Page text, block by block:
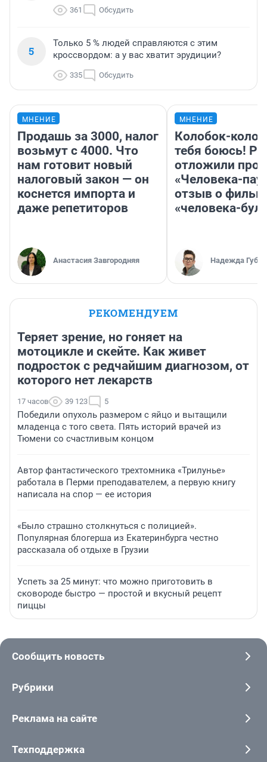
361 Обсудить
5
Только 5 % людей справляются с этим
кроссвордом: а у вас хватит эрудиции?
335 Обсудить
МНЕНИЕ
Продашь за 3000, налог
возьмут с 4000. Что
нам готовит новый
налоговый закон — он
коснется импорта и
даже репетиторов
Анастасия Завгородняя
МНЕНИЕ
Колобок-
тебя боюсь!
отложили
«Человека-
отзыв о
«человека-
Надежда
РЕКОМЕНДУЕМ
Теряет зрение, но гоняет на
мотоцикле и скейте. Как живет
подросток с редчайшим диагнозом, от
которого нет лекарств
17 часов 39 123 5
Победили опухоль размером с яйцо и вытащили
младенца с того света. Пять историй врачей из
Тюмени со счастливым концом
Автор фантастического трехтомника «Трилунье»
работала в Перми преподавателем, а первую книгу
написала на спор — ее история
«Было страшно столкнуться с полицией».
Популярная блогерша из Екатеринбурга честно
рассказала об отдыхе в Грузии
Успеть за 25 минут: что можно приготовить в
сковороде быстро — простой и вкусный рецепт
пиццы
Сообщить новость
Рубрики
Реклама на сайте
Техподдержка